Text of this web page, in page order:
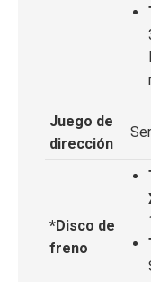
Juego de
dirección
*Disco de
freno